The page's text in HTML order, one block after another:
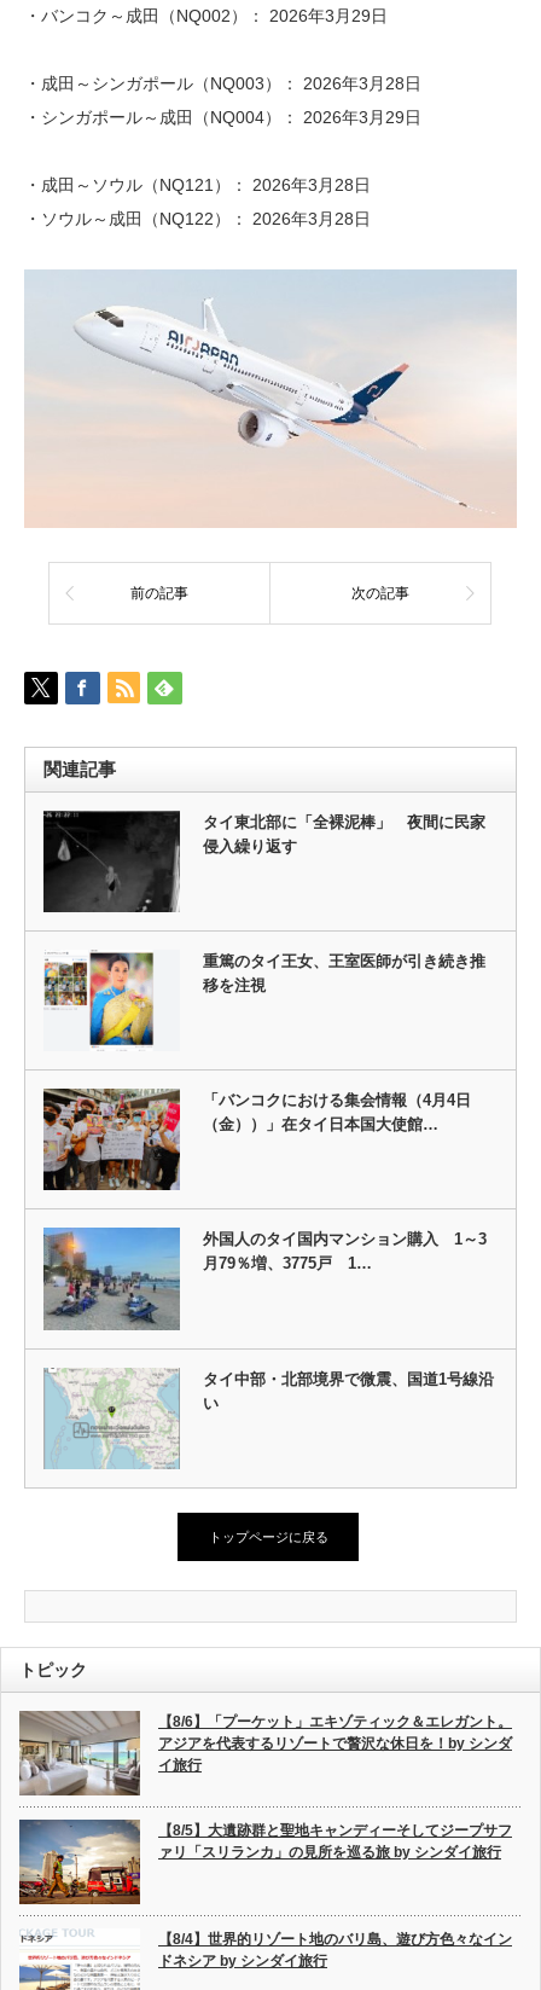
・バンコク～成田（NQ002）： 2026年3月29日
・成田～シンガポール（NQ003）： 2026年3月28日
・シンガポール～成田（NQ004）： 2026年3月29日
・成田～ソウル（NQ121）： 2026年3月28日
・ソウル～成田（NQ122）： 2026年3月28日
前の記事 次の記事
関連記事
タイ東北部に「全裸泥棒」 夜間に民家
侵入繰り返す
重篤のタイ王女、王室医師が引き続き推
移を注視
「バンコクにおける集会情報（4月4日
（金））」在タイ日本国大使館…
外国人のタイ国内マンション購入 1～3
月79％増、3775戸 1…
タイ中部・北部境界で微震、国道1号線沿
い
トップページに戻る
トピック
【8/6】「プーケット」エキゾティック＆エレガント。
アジアを代表するリゾートで贅沢な休日を！by シンダ
イ旅行
【8/5】大遺跡群と聖地キャンディーそしてジープサフ
ァリ「スリランカ」の見所を巡る旅 by シンダイ旅行
【8/4】世界的リゾート地のバリ島、遊び方色々なイン
ドネシア by シンダイ旅行